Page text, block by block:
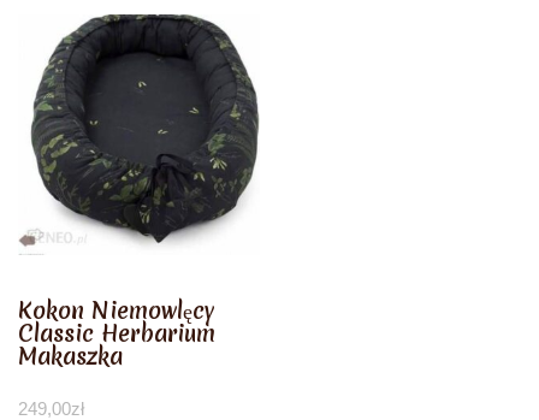
Kokon Niemowlęcy
Classic Herbarium
Makaszka
249,00zł